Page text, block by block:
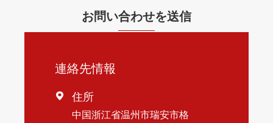
お問い合わせを送信
連絡先情報
 住所
中国浙江省温州市瑞安市格